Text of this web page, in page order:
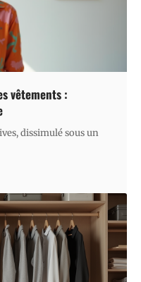
vêtements :
dissimulé sous un